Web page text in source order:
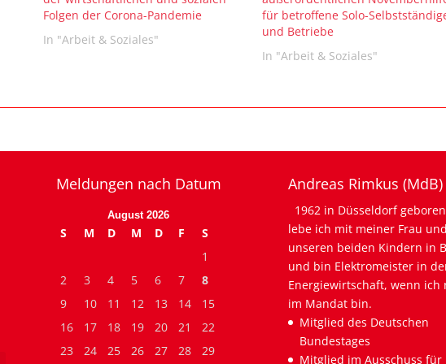
Folgen der Corona-Pandemie
In "Arbeit & Soziales"
für betroffene Solo-
und Betriebe
In "Arbeit & Soziales"
Meldungen nach Datum
August 2026
S M D M D F
S
1
2
3 4 5 6 7
8
9
10 11 12 13 14
15
16
17 18 19 20 21
22
23
24 25 26 27 28 29
Andreas Rimkus (MdB)
1962 in Düsseldorf
lebe ich mit meiner Frau und
unseren beiden Kindern in
und bin Elektromeister in
Energiewirtschaft, wenn ich
im Mandat bin.
Mitglied des Deutschen
Bundestages
Mitglied im Ausschuss für